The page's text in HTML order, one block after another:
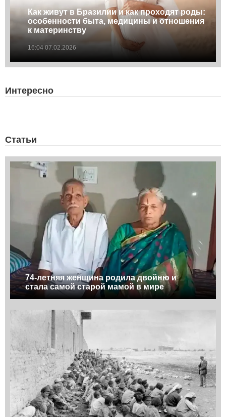
Как живут в Бразилии и как проходят роды:
особенности быта, медицины и отношения
к материнству
16:04 07.02.2026
Интересно
Статьи
74-летняя женщина родила двойню и
стала самой старой мамой в мире